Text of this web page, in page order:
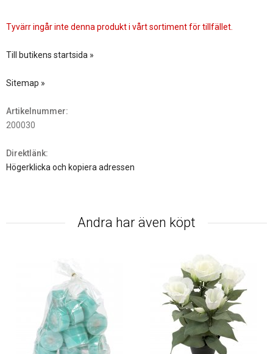
Tyvärr ingår inte denna produkt i vårt sortiment för tillfället.
Till butikens startsida »
Sitemap »
Artikelnummer:
200030
Direktlänk:
Högerklicka och kopiera adressen
Andra har även köpt